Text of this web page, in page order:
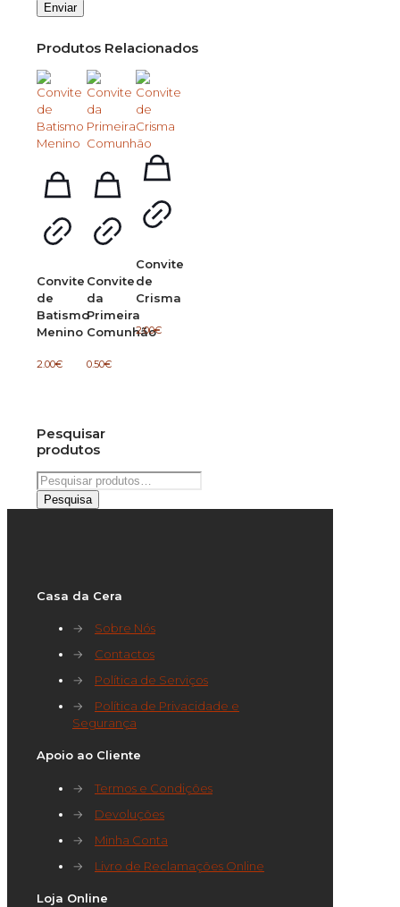
Produtos Relacionados
Convite
de
Batismo
Menino
2.00€
Convite
da
Primeira
Comunhão
0.50€
Convite
de
Crisma
2.00€
Pesquisar
produtos
Pesquisar
por:
Pesquisa
Casa da Cera
→
Sobre Nós
→
Contactos
→
Política de Serviços
→
Política de Privacidade e
Segurança
Apoio ao Cliente
→
Termos e Condições
→
Devoluções
→
Minha Conta
→
Livro de Reclamações Online
Loja Online